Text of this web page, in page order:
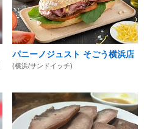
パニーノジュスト そごう横浜店
(横浜/サンドイッチ)